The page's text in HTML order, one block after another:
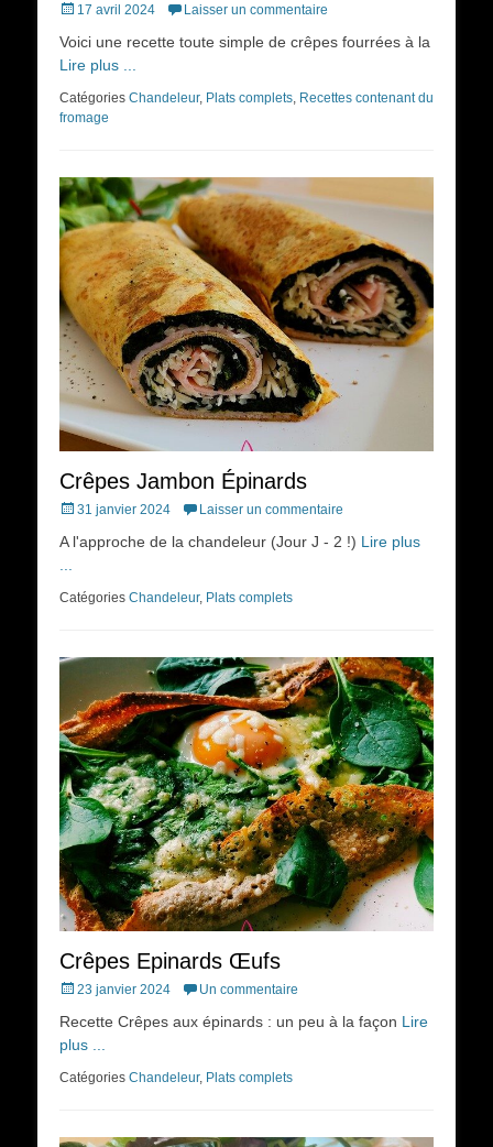
Posted
17 avril 2024 Laisser un commentaire
Voici une recette toute simple de crêpes fourrées à la
Lire plus ...
Catégories Chandeleur, Plats complets, Recettes contenant du
fromage
Crêpes Jambon Épinards
Posted
31 janvier 2024 Laisser un commentaire
A l'approche de la chandeleur (Jour J - 2 !) Lire plus
Catégories Chandeleur, Plats complets
Crêpes Epinards Œufs
Posted
23 janvier 2024 Un commentaire
Recette Crêpes aux épinards : un peu à la façon Lire
plus ...
Catégories Chandeleur, Plats complets